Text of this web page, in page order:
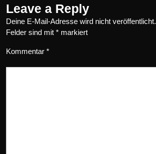
Leave a Reply
Deine E-Mail-Adresse wird nicht veröffentlicht.
Felder sind mit * markiert
Kommentar *